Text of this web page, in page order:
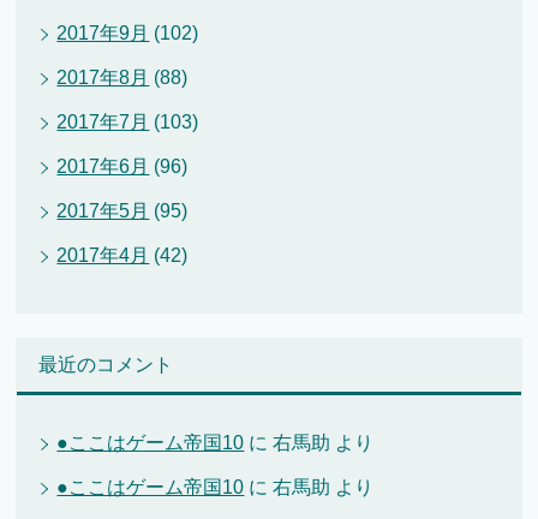
2017年9月 (102)
2017年8月 (88)
2017年7月 (103)
2017年6月 (96)
2017年5月 (95)
2017年4月 (42)
最近のコメント
●ここはゲーム帝国10 に右馬助 より
●ここはゲーム帝国10 に右馬助 より